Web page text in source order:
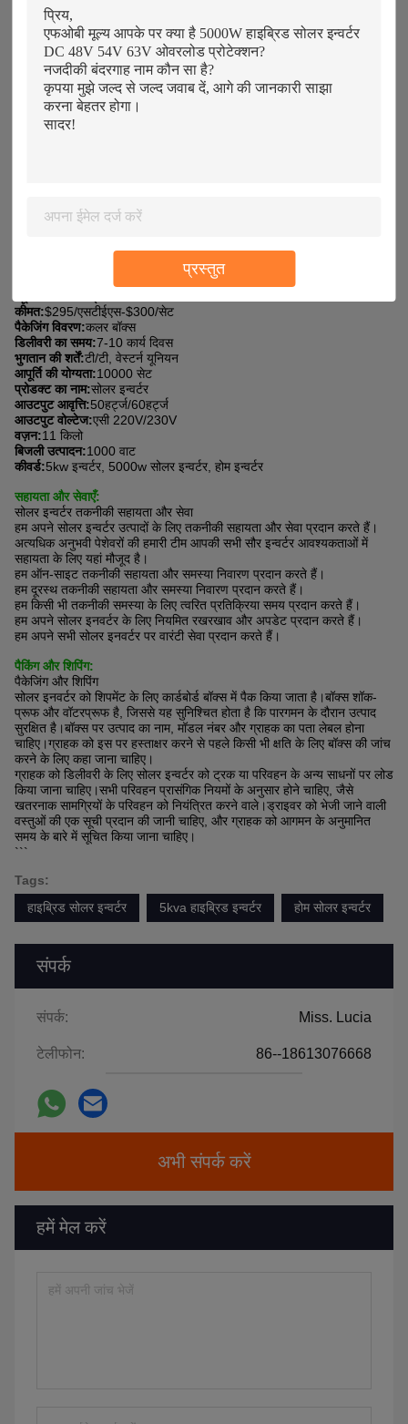
प्रस्तुत
संपर्क
संपर्क: Miss. Lucia
टेलीफोन: 86--18613076668
अभी संपर्क करें
हमें मेल करें
में आता है।भुगतान मोड टी/टी, वेस्टर्न यूनियन और अन्य उपलब्ध भुगतान विकल्प हो
सकते हैं।हमारी उत्पादन क्षमता 10000 सेट/माह है।इन्वर्टर का इनपुट वोल्टेज DC
48V/54V/63V है और इसमें ठंडा करने के लिए फैन कूलिंग विधि है।यह
50Hz/60Hz आउटपुट फ्रीक्वेंसी दोनों को सपोर्ट करता है और इसमें ओवरलोड, शॉर्ट
सर्किट, ओवर टेम्परेचर और 10000VA सर्ज पावर जैसी विभिन्न सुरक्षा विशेषताएं हैं।
हमारा 5kw हाइब्रिड सोलर इन्वर्टर अत्यधिक कुशल है और शानदार प्रदर्शन करता है।
यह आवासीय और व्यावसायिक उपयोग के लिए एक आदर्श विकल्प है।यह आपको ऊर्जा
बिल बचाने में मदद करता है और पर्यावरण के अनुकूल भी है।हम अपने इनवर्टर के साथ
LYD SOALR सोलर इन्वर्टर 5KW
एलवाईडी-5 किलोवाट
कीमत:$295/एसटीईएस-$300/सेट
पैकेजिंग विवरण:कलर बॉक्स
डिलीवरी का समय:7-10 कार्य दिवस
भुगतान की शर्तें:टी/टी, वेस्टर्न यूनियन
आपूर्ति की योग्यता:10000 सेट
प्रोडक्ट का नाम:सोलर इन्वर्टर
आउटपुट आवृत्ति:50हर्ट्ज/60हर्ट्ज
आउटपुट वोल्टेज:एसी 220V/230V
वज़न:11 किलो
बिजली उत्पादन:1000 वाट
कीवर्ड:5kw इन्वर्टर, 5000w सोलर इन्वर्टर, होम इन्वर्टर
सहायता और सेवाएँ:
सोलर इन्वर्टर तकनीकी सहायता और सेवा
हम अपने सोलर इन्वर्टर उत्पादों के लिए तकनीकी सहायता और सेवा प्रदान करते हैं।
अत्यधिक अनुभवी पेशेवरों की हमारी टीम आपकी सभी सौर इन्वर्टर आवश्यकताओं में
सहायता के लिए यहां मौजूद है।
हम ऑन-साइट तकनीकी सहायता और समस्या निवारण प्रदान करते हैं।
हम दूरस्थ तकनीकी सहायता और समस्या निवारण प्रदान करते हैं।
हम किसी भी तकनीकी समस्या के लिए त्वरित प्रतिक्रिया समय प्रदान करते हैं।
हम अपने सोलर इनवर्टर के लिए नियमित रखरखाव और अपडेट प्रदान करते हैं।
हम अपने सभी सोलर इनवर्टर पर वारंटी सेवा प्रदान करते हैं।
पैकिंग और शिपिंग:
पैकेजिंग और शिपिंग
सोलर इनवर्टर को शिपमेंट के लिए कार्डबोर्ड बॉक्स में पैक किया जाता है।बॉक्स शॉक-
प्रूफ और वॉटरप्रूफ है, जिससे यह सुनिश्चित होता है कि पारगमन के दौरान उत्पाद
सुरक्षित है।बॉक्स पर उत्पाद का नाम, मॉडल नंबर और ग्राहक का पता लेबल होना
चाहिए।ग्राहक को इस पर हस्ताक्षर करने से पहले किसी भी क्षति के लिए बॉक्स की जांच
करने के लिए कहा जाना चाहिए।
ग्राहक को डिलीवरी के लिए सोलर इन्वर्टर को ट्रक या परिवहन के अन्य साधनों पर लोड
किया जाना चाहिए।सभी परिवहन प्रासंगिक नियमों के अनुसार होने चाहिए, जैसे
खतरनाक सामग्रियों के परिवहन को नियंत्रित करने वाले।ड्राइवर को भेजी जाने वाली
वस्तुओं की एक सूची प्रदान की जानी चाहिए, और ग्राहक को आगमन के अनुमानित
समय के बारे में सूचित किया जाना चाहिए।
```
Tags:
हाइब्रिड सोलर इन्वर्टर
5kva हाइब्रिड इन्वर्टर होम सोलर इन्वर्टर